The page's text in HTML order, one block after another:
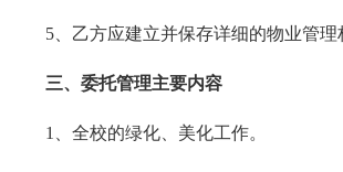
5、乙方应建立并保存详细的物业管理
三、委托管理主要内容
1、全校的绿化、美化工作。